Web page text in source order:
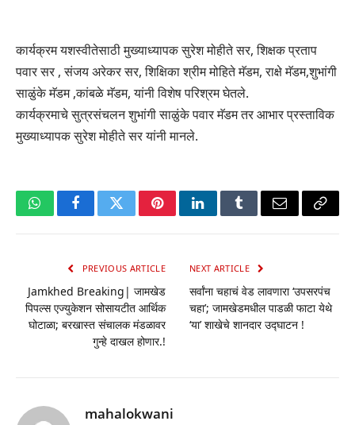
कार्यक्रम यशस्वीतेसाठी मुख्याध्यापक सुरेश मोहीते सर, शिक्षक प्रताप
पवार सर , संजय अरेकर सर, शिक्षिका श्रीम मोहिते मॅडम, राक्षे मॅडम,शुभांगी
साळुंके मॅडम ,कांबळे मॅडम, यांनी विशेष परिश्रम घेतले.
कार्यक्रमाचे सुत्रसंचलन शुभांगी साळुंके पवार मॅडम तर आभार प्रस्ताविक
मुख्याध्यापक सुरेश मोहीते सर यांनी मानले.
WhatsAppFacebookTwitterPinterestLinkedInTumblrEmail Copy
PREVIOUS ARTICLE
Jamkhed Breaking| जामखेड
पिपल्स एज्युकेशन सोसायटीत आर्थिक
घोटाळा; बरखास्त संचालक मंडळावर
गुन्हे दाखल होणार.!
NEXT ARTICLE
सर्वांना चहाचं वेड लावणारा ‘उपसरपंच
चहा’; जामखेडमधील पाडळी फाटा येथे
‘या’ शाखेचे शानदार उद्घाटन !
mahalokwani